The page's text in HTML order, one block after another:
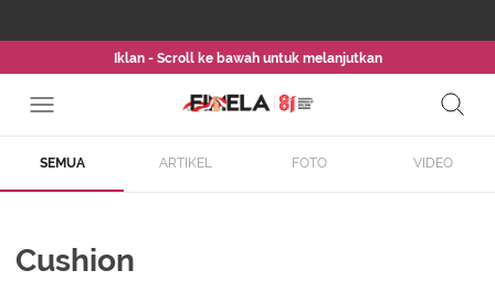
Iklan - Scroll ke bawah untuk melanjutkan
SEMUA ARTIKEL FOTO VIDEO
Cushion